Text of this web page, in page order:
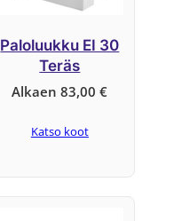
Paloluukku EI 30
Teräs
Alkaen83,00€
Katso koot